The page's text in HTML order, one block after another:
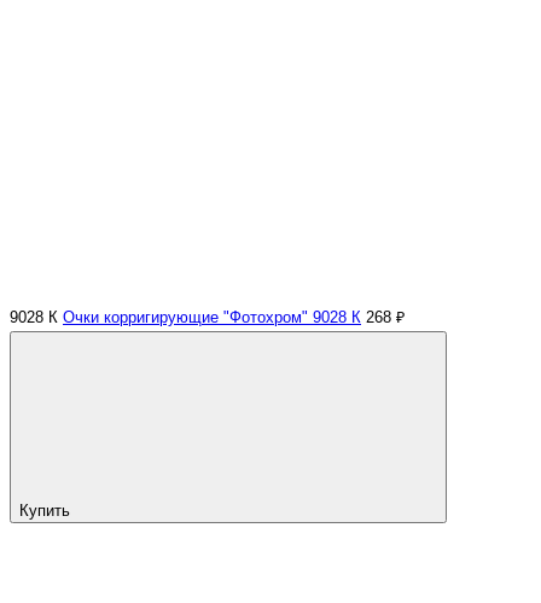
9028 К Очки корригирующие "Фотохром" 9028 К 268 ₽
Купить